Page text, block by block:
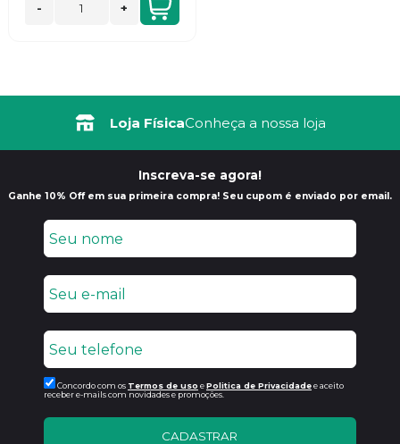
- +
Loja FísicaConheça a nossa loja
Inscreva-se agora!
Ganhe 10% Off em sua primeira compra! Seu cupom é enviado por email.
Concordo com os Termos de uso ePolitica de Privacidadee aceito
receber e-mails com novidades e promoções.
CADASTRAR